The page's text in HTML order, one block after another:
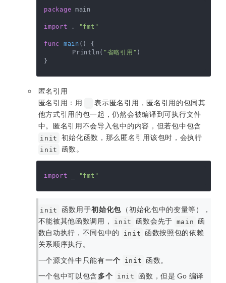
package main
import . "fmt"
func main ()
{
	Println(
"省略引用" )
匿名引用
匿名引用：用
表示匿名引用，匿名引用的包同其
他方式引用的包一起，仍然会被编译到可执行文件
中。匿名引用不会导入包中的内容，但若包中包含
init 初始化函数，那么匿名引用该包时，会执行
init 函数。
import "fmt"
init 函数用于初始化包 （初始化包中的变量等），
不能被其他函数调用，
init 函数会先于 main
函
数自动执行，不同包中的
init
函数按照包的依赖
关系顺序执行。
一个源文件中只能有一个 init
函数。
一个包中可以包含 多个 init 函数，但是 Go 编译